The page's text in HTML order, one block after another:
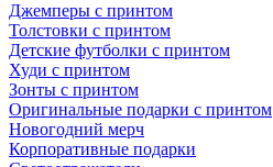
Джемперы с принтом
Толстовки с принтом
Детские футболки с принтом
Худи с принтом
Зонты с принтом
Оригинальные подарки с принтом
Новогодний мерч
Корпоративные подарки